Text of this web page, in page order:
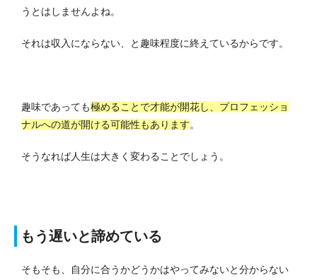
うとはしませんよね。
それは収入にならない、と趣味程度に終えているからです。
趣味であっても極めることで才能が開花し、プロフェッショ
ナルへの道が開ける可能性もあります。
そうなれば人生は大きく変わることでしょう。
もう遅いと諦めている
そもそも、自分に合うかどうかはやってみないと分からない